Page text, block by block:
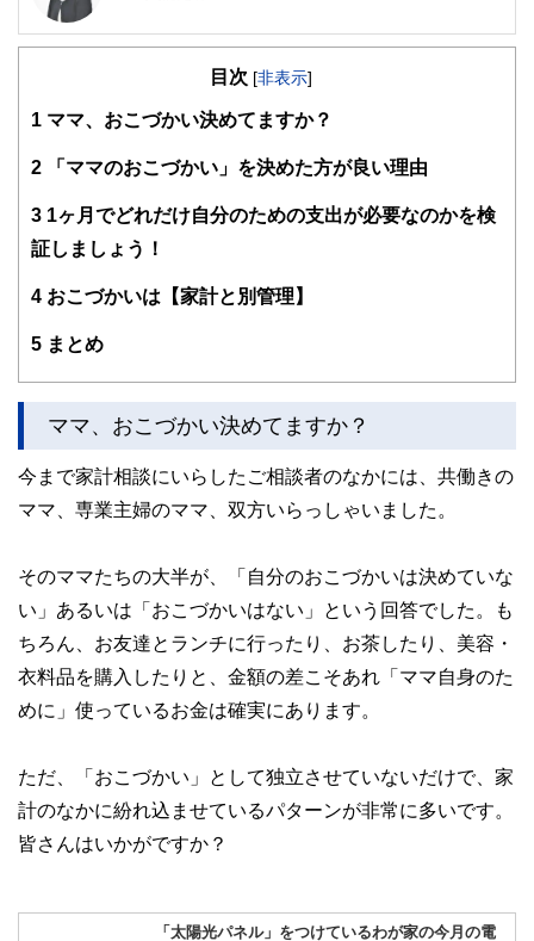
家計整理アドバイザー 認定講師
ァイナンシャルプランナーの勉勉を始め、CFP(R)取得。
現在は、同じ母として、子育て真っ最中の方々が抱える＜将
ン作成を中心に、それぞれの事情に合わせたきめ細やかなア
の家計整理に悩みを持つママ向けに【お金の整え方】のセミ
ナーを開催し、好評を得ている。
や自身の夢に向かって【イキイキ】活動するママを増やした
目次 [非表示]
1 ママ、おこづかい決めてますか？
2 「ママのおこづかい」を決めた方が良い理由
3 1ヶ月でどれだけ自分のための支出が必要なのかを検
証しましょう！
4 おこづかいは【家計と別管理】
5 まとめ
ママ、おこづかい決めてますか？
今まで家計相談にいらしたご相談者のなかには、共働きの
ママ、専業主婦のママ、双方いらっしゃいました。
そのママたちの大半が、「自分のおこづかいは決めていな
い」あるいは「おこづかいはない」という回答でした。も
ちろん、お友達とランチに行ったり、お茶したり、美容・
衣料品を購入したりと、金額の差こそあれ「ママ自身のた
めに」使っているお金は確実にあります。
ただ、「おこづかい」として独立させていないだけで、家
計のなかに紛れ込ませているパターンが非常に多いです。
皆さんはいかがですか？
「太陽光パネル」をつけているわが家の今月の電